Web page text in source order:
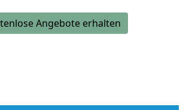
Angebote erhalten